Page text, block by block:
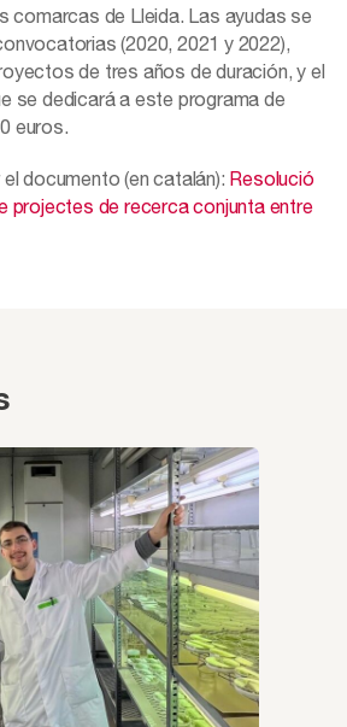
comarcas de Lleida. Las ayudas se
(2020, 2021 y 2022),
de tres años de duración, y el
se dedicará a este programa de
euros.
documento (en catalán): Resolució
projectes de recerca conjunta entre